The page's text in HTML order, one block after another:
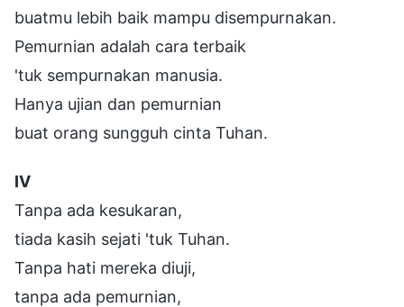
buatmu lebih baik mampu disempurnakan.
Pemurnian adalah cara terbaik
'tuk sempurnakan manusia.
Hanya ujian dan pemurnian
buat orang sungguh cinta Tuhan.
IV
Tanpa ada kesukaran,
tiada kasih sejati 'tuk Tuhan.
Tanpa hati mereka diuji,
tanpa ada pemurnian,